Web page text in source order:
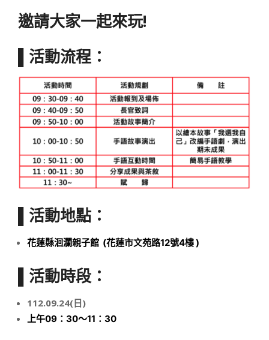
邀請大家一起來玩!
▌活動流程：
▌活動地點：
花蓮縣洄瀾親子館 (花蓮市文苑路12號4樓)
▌活動時段：
112.09.24(日)
上午09 ：30～11 ：30